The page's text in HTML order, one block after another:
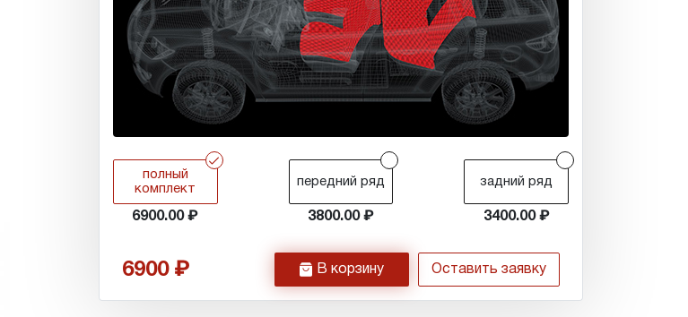
r
полный
комплект
6900.00
передний ряд
3800.00
задний ряд
3400.00
6900 h В корзину Оставить заявку